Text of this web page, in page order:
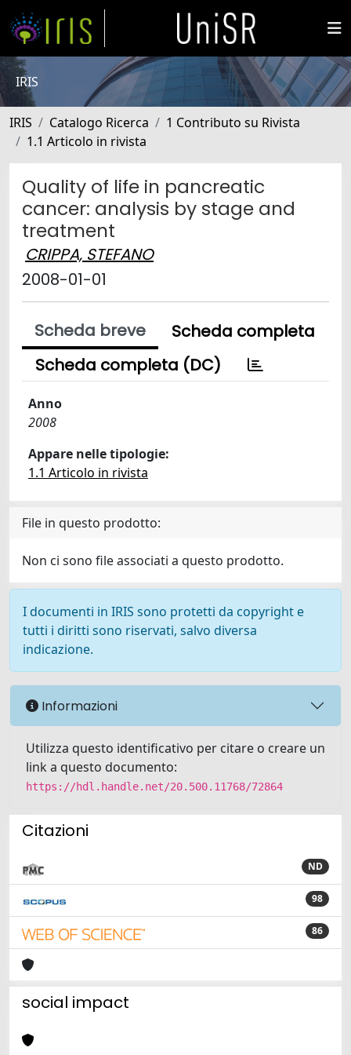
IRIS
IRIS Catalogo Ricerca
1 Contributo su Rivista
1.1 Articolo in rivista
Quality of life in pancreatic
cancer: analysis by stage and
treatment
CRIPPA, STEFANO
2008-01-01
Scheda breve
Scheda completa
Scheda completa (DC)
Anno
2008
Appare nelle tipologie:
1.1 Articolo in rivista
File in questo prodotto:
Non ci sono file associati a questo prodotto.
I documenti in IRIS sono protetti da copyright e
tutti i diritti sono riservati, salvo diversa
indicazione.
Informazioni
Utilizza questo identificativo per citare o creare un
link a questo documento:
https://hdl.handle.net/20.500.11768/72864
Citazioni
ND
98
86
social impact